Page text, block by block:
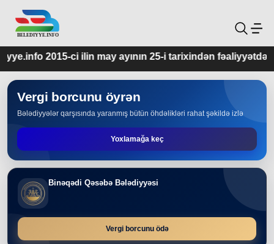
ayının 25-i tarixindən fəaliyyətdədir.
Vergi borcunu öyrən
Bələdiyyələr qarşısında yaranmış bütün öhdəlikləri rahat şəkildə izlə
Yoxlamağa keç
Binəqədi Qəsəbə Bələdiyyəsi
Vergi borcunu ödə